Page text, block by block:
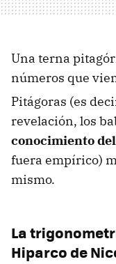
Una terna
números que
Pitágoras (es
revelación, los
conocimiento
fuera empírico)
mismo.
La
Hiparco de